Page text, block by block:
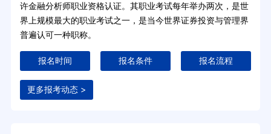
许金融分析师职业资格认证。其职业考试每年举办两次，是世
界上规模最大的职业考试之一，是当今世界证券投资与管理界
普遍认可一种职称。
报名时间 报名条件 报名流程
更多报考动态 >